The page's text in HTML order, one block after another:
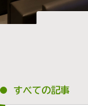
すべての記事